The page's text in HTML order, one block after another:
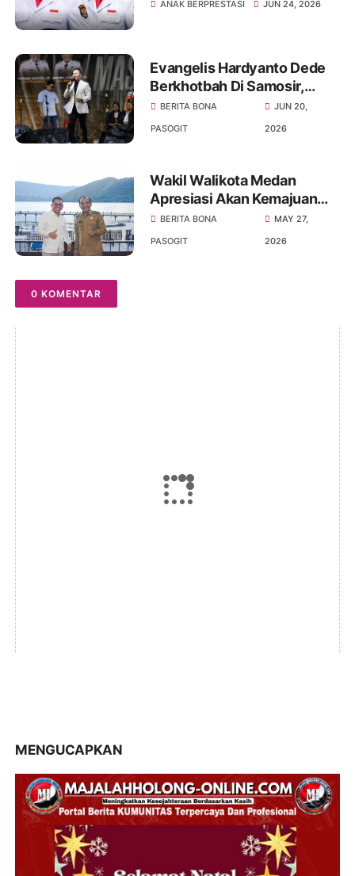
ANAK BERPRESTASI JUN 24, 2026
Evangelis Hardyanto Dede
Berkhotbah Di Samosir,
Bupati Pembangunan
Infrastruktur Dan Rohani
BERITA BONA
PASOGIT
JUN 20,
2026
Wakil Walikota Medan
Apresiasi Akan Kemajuan
Kabupaten Samosir,
Khususnya Di Sektor
BERITA BONA
PASOGIT
MAY 27,
2026
0 KOMENTAR
MENGUCAPKAN